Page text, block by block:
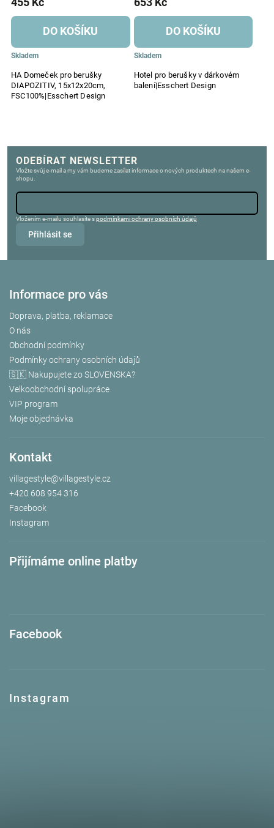
HA Domeček pro berušky
DIAPOZITIV, 15x12x20cm,
FSC100%|Esschert Design
Skladem
DO KOŠÍKU
Hotel pro berušky v dárkovém
balení|Esschert Design
Skladem
DO KOŠÍKU
ODEBÍRAT NEWSLETTER
Vložte svůj e-mail a my vám budeme zasílat informace o nových produktech na našem e-
shopu.
Vložením e-mailu souhlasíte spodmínkami ochrany osobních údajů
Přihlásit se
Informace pro vás
Doprava, platba, reklamace
O nás
Obchodní podmínky
Podmínky ochrany osobních údajů
🇸🇰 Nakupujete zo SLOVENSKA?
Velkoobchodní spolupráce
VIP program
Moje objednávka
Kontakt
villagestyle@villagestyle.cz
+420 608 954 316
Facebook
Instagram
Přijímáme online platby
Facebook
Instagram